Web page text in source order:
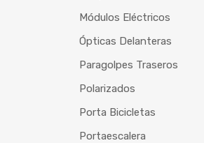
Módulos Eléctricos
Ópticas Delanteras
Paragolpes Traseros
Polarizados
Porta Bicicletas
Portaescalera